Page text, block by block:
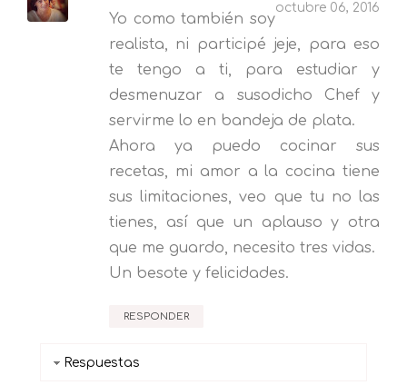
octubre 06, 2016
Yo como también soy
realista, ni participé jeje, para eso
te tengo a ti, para estudiar y
desmenuzar a susodicho Chef y
servirme lo en bandeja de plata.
Ahora ya puedo cocinar sus
recetas, mi amor a la cocina tiene
sus limitaciones, veo que tu no las
tienes, así que un aplauso y otra
que me guardo, necesito tres vidas.
Un besote y felicidades.
RESPONDER
Respuestas